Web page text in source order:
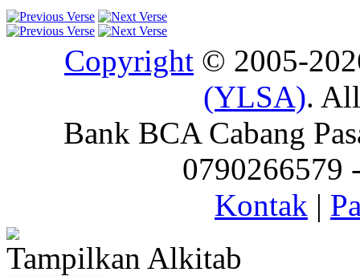
Copyright © 2005-
(YLSA).
Bank BCA Cabang
0790266579
Kontak |
Tampilkan Alkitab